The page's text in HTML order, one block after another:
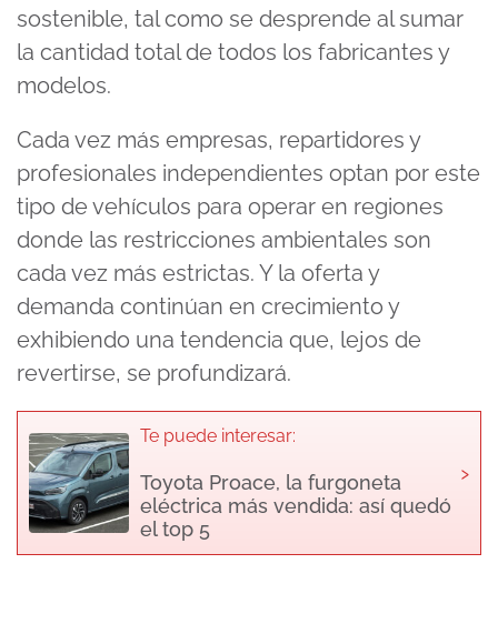
sostenible, tal como se desprende al sumar
la cantidad total de todos los fabricantes y
modelos.
Cada vez más empresas, repartidores y
profesionales independientes optan por este
tipo de vehículos para operar en regiones
donde las restricciones ambientales son
cada vez más estrictas. Y la oferta y
demanda continúan en crecimiento y
exhibiendo una tendencia que, lejos de
revertirse, se profundizará.
Te puede interesar:
Toyota Proace, la furgoneta
eléctrica más vendida: así quedó
el top 5
›